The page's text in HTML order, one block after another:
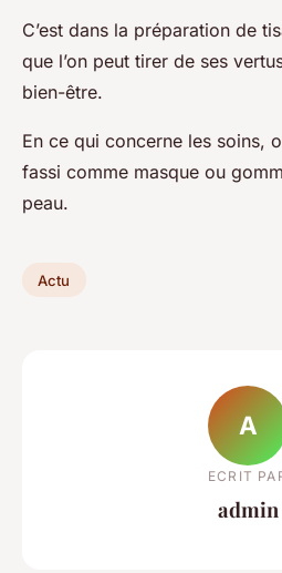
C’est dans la préparation de
que l’on peut tirer de ses
bien-être.
En ce qui concerne les soins,
fassi comme masque ou
peau.
Actu
A
ECRIT
admin